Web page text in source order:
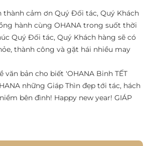
thành cảm ơn Quý Đối tác, Quý Khách
hành cùng OHANA trong suốt thời
Quý Đối tác, Quý Khách hàng sẽ có
thành công và gặt hái nhiều may